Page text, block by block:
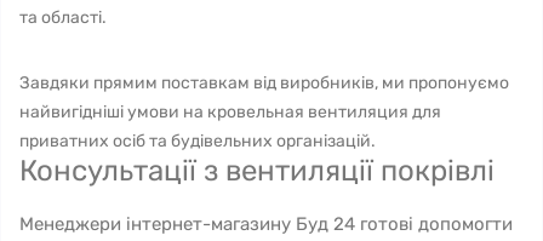
та області.
Завдяки прямим поставкам від виробників, ми пропонуємо
найвигідніші умови на кровельная вентиляция для
приватних осіб та будівельних організацій.
Консультації з вентиляції покрівлі
Менеджери інтернет-магазину Буд 24 готові допомогти